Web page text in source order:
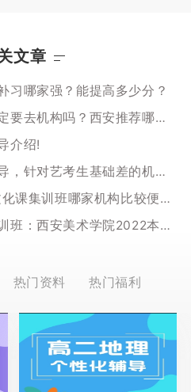
文章
习哪家强？能提高多少分？
艺考生文化课集训一定要去机构吗？西安推荐哪个机构？
介绍!
西安艺考生文化课辅导，针对艺考生基础差的机构有没有推荐的
西安2022年艺术生文化课集训班哪家机构比较便宜？
西安艺术生文化课集训班：西安美术学院2022本科招生信息公布！
热门资料 热门福利